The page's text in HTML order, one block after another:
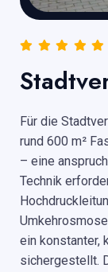
Für die
rund 600 m²
– eine
Technik
ein konstanter,
sichergestellt.